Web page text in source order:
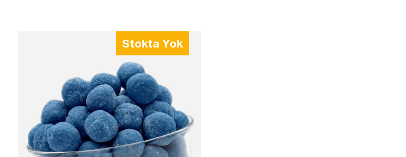
Stokta Yok